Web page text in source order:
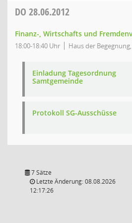
DO 28.06.2012
Finanz-, Wirtschafts und
18:00-18:40 Uhr Haus der
Einladung Tagesordnung
Samtgemeinde
Protokoll SG-Ausschüsse
7 Sätze
Letzte Änderung: 08.08.2026
12:17:26